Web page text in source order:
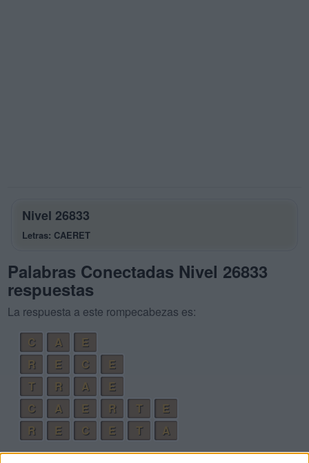
Nivel 26833
Letras: CAERET
Palabras Conectadas Nivel 26833
respuestas
La respuesta a este rompecabezas es:
C
A
E
R
E C
E
T
R A
E
C
A E R T
E
R
E C E T
A